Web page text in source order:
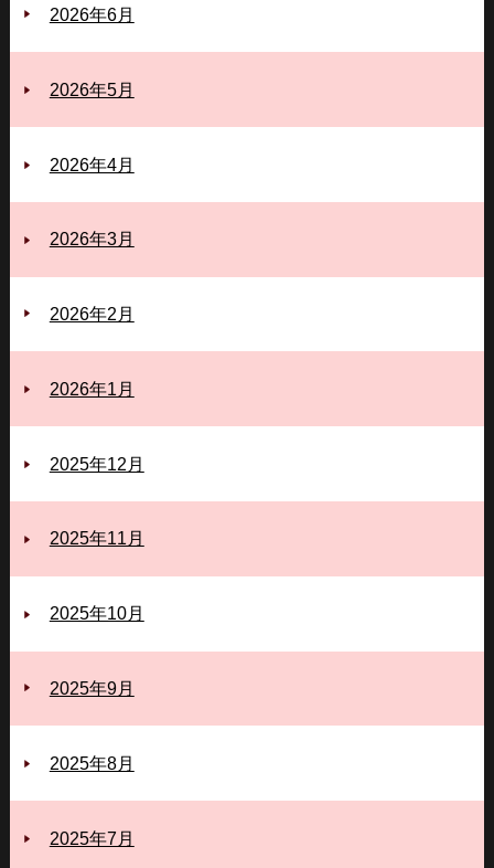
2026年6月
2026年5月
2026年4月
2026年3月
2026年2月
2026年1月
2025年12月
2025年11月
2025年10月
2025年9月
2025年8月
2025年7月